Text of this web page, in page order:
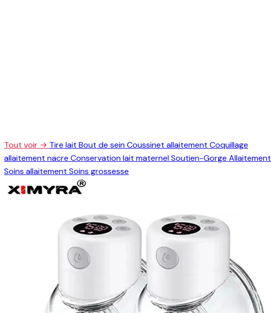
Tout voir → Tire lait Bout de seinCoussinet allaitement Coquillage
allaitement nacre Conservation lait maternelSoutien-Gorge Allaitement
Soins allaitement Soins grossesse